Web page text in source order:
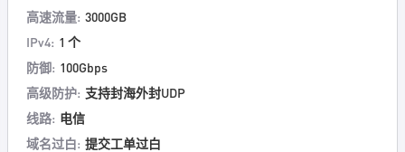
高速流量: 3000GB
IPv4: 1 个
防御: 100Gbps
高级防护: 支持封海外封UDP
线路: 电信
域名过白: 提交工单过白